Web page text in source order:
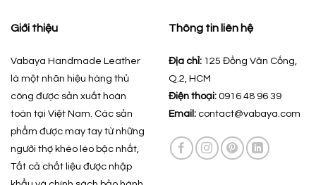
Giới thiệu
Vabaya Handmade Leather
là một nhãn hiệu hàng thủ
công được sản xuất hoàn
toàn tại Việt Nam. Các sản
phẩm được may tay từ những
người thợ khéo léo bậc nhất,
Tất cả chất liệu được nhập
Thông tin liên hệ
Địa chỉ: 125 Đồng Văn Cống,
Q.2, HCM
Điện thoại: 0916 48 96 39
Email: contact@vabaya.com